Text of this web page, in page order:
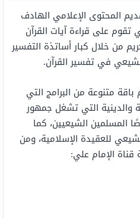
المحتوى الإعلامي الهادف
تقوم على قراءة آيات القرآن
من خلال كبار أساتذة التفسير
في تفسير القرآن.
متنوعة من البرامج التي
والدينية التي تشغل جمهور
الشيعيين، كما
للعقيدة الإسلامية، ومن
قناة الإمام علي: